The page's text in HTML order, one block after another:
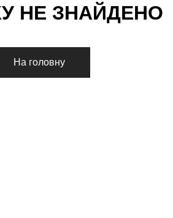
У НЕ ЗНАЙДЕНО
На головну